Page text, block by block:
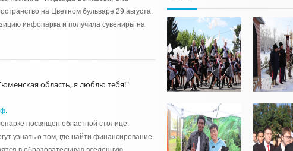
на Цветном бульваре 29 августа.
инфопарка и получила сувениры на
область, я люблю тебя!"
посвящен областной столице.
узнать о том, где найти финансирование